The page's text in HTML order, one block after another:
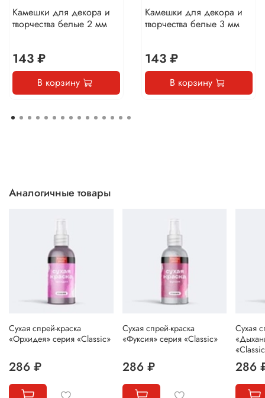
Камешки для декора и
творчества белые 2 мм
143 ₽
В корзину
Камешки для декора и
творчества белые 3 мм
143 ₽
В корзину
Аналогичные товары
Сухая спрей-краска
«Орхидея» серия «Classic»
286 ₽
Сухая спрей-краска
«Фуксия» серия «Classic»
286 ₽
Сухая
286